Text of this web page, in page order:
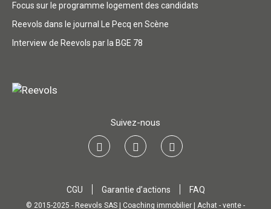
Focus sur le programme logement des candidats
Reevols dans le journal Le Pecq en Scène
Interview de Reevols par la BGE 78
Suivez-nous
CGU Garantie d’actions FAQ
© 2015-2025 - Reevols SAS | Coaching immobilier | Achat - vente -